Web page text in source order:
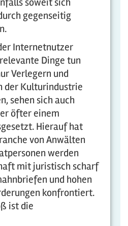
gegenseitig
Internetnutzer
Dinge tun
Verlegern und
der Kulturindustrie
sehen sich auch
öfter einem
Hierauf hat
von Anwälten
werden
mit juristisch scharf
und hohen
konfrontiert.
ist die